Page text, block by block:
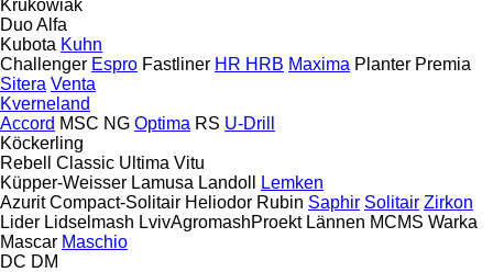
Krukowiak
Duo Alfa
Kubota Kuhn
Challenger Espro Fastliner HR HRB Maxima Planter Premia
Sitera Venta
Kverneland
Accord MSC NG Optima RS U-Drill
Köckerling
Rebell Classic Ultima Vitu
Küpper-Weisser Lamusa Landoll
Lemken
Azurit Compact-Solitair Heliodor Rubin Saphir Solitair Zirkon
Lider Lidselmash LvivAgromashProekt Lännen MCMS Warka
Mascar Maschio
DC DM